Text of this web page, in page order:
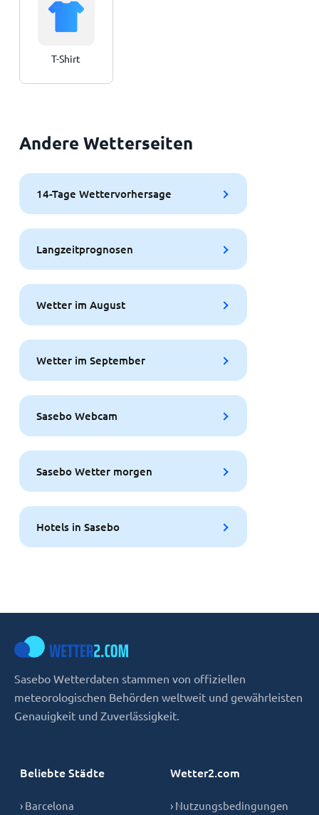
T-Shirt
Andere Wetterseiten
14-Tage Wettervorhersage
Langzeitprognosen
Wetter im August
Wetter im September
Sasebo Webcam
Sasebo Wetter morgen
Hotels in Sasebo
Sasebo Wetterdaten stammen von offiziellen
meteorologischen Behörden weltweit und gewährleisten
Genauigkeit und Zuverlässigkeit.
Beliebte Städte
› Barcelona
Wetter2.com
› Nutzungsbedingungen